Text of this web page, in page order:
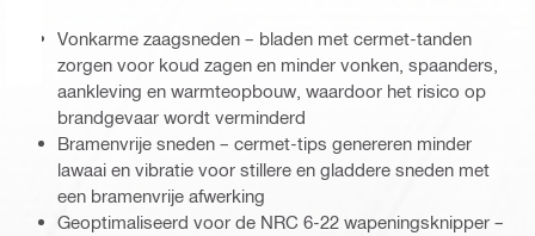
Vonkarme zaagsneden – bladen met cermet-tanden
zorgen voor koud zagen en minder vonken, spaanders,
aankleving en warmteopbouw, waardoor het risico op
brandgevaar wordt verminderd
Bramenvrije sneden – cermet-tips genereren minder
lawaai en vibratie voor stillere en gladdere sneden met
een bramenvrije afwerking
Geoptimaliseerd voor de NRC 6-22 wapeningsknipper –